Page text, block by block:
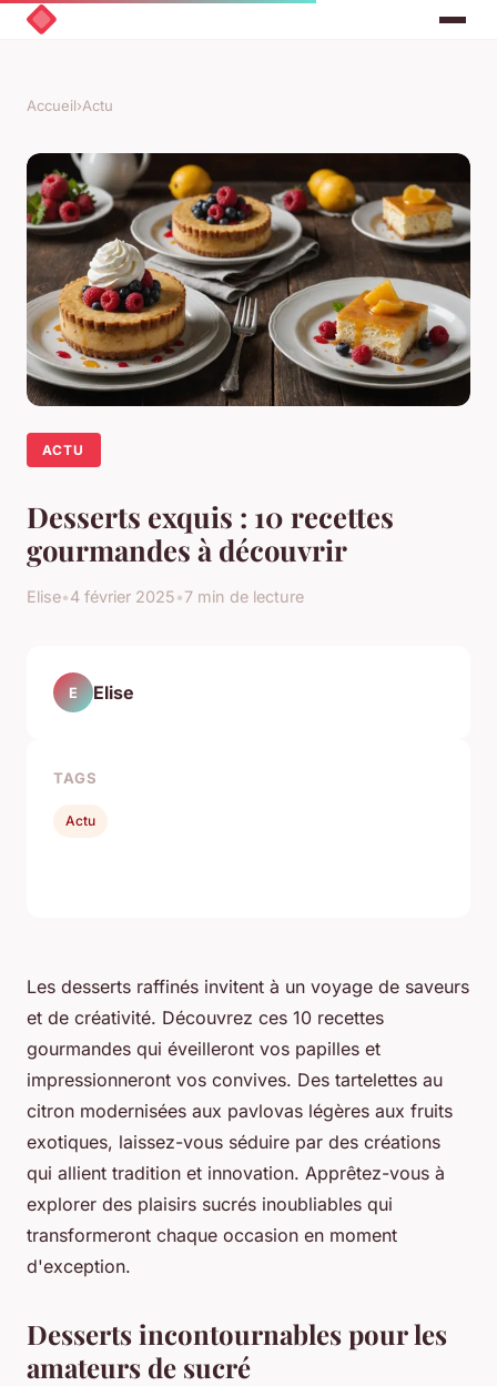
Accueil›Actu
ACTU
Desserts exquis : 10 recettes
gourmandes à découvrir
Elise•4 février 2025•7 min de lecture
Les desserts raffinés invitent à un voyage de saveurs
et de créativité. Découvrez ces 10 recettes
gourmandes qui éveilleront vos papilles et
impressionneront vos convives. Des tartelettes au
citron modernisées aux pavlovas légères aux fruits
exotiques, laissez-vous séduire par des créations
qui allient tradition et innovation. Apprêtez-vous à
explorer des plaisirs sucrés inoubliables qui
transformeront chaque occasion en moment
d'exception.
Desserts incontournables pour les
amateurs de sucré
E Elise
TAGS
Actu